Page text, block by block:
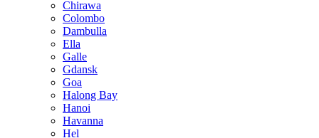
Chirawa
Colombo
Dambulla
Ella
Galle
Gdansk
Goa
Halong Bay
Hanoi
Havanna
Hel